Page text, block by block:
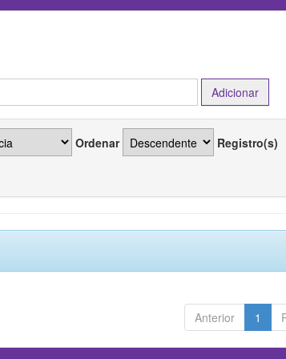
Ordenar Registro(s)
Anterior 1